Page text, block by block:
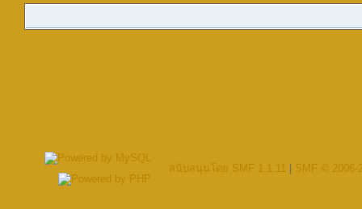
สนับสนุนโดย SMF 1.1.11 SMF © 2006-